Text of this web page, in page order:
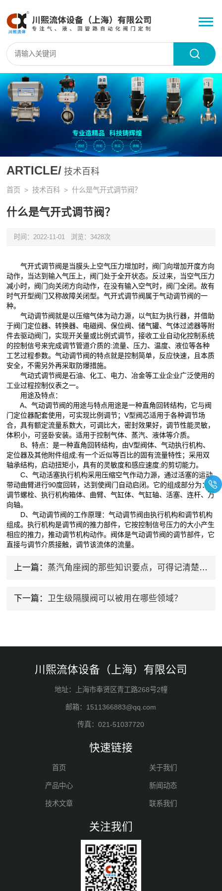
ARTICLE/ 技术百科
首页 >技术百科 > 什么是气开式调节阀？
什么是气开式调节阀？
时间：2022-11-01 浏览：3428次
气开式调节阀是当膜头上空气压力增加时，阀门向增加开度方向
动作，当达到输入气压上，阀门处于全开状态。反过来，当空气压力
减小时，阀门向关闭方向动作，在没有输入空气时，阀门全闭。故有
时气开型阀门又称故障关闭型。气开式调节阀属于气动调节阀的一
种。
气动调节阀就是以压缩气体为动力源，以气缸为执行器，并借助
于阀门定位器、转换器、电磁阀、保位阀、储气罐、气体过滤器等附
件去驱动阀门，实现开关量或比例式调节，接收工业自动化控制系统
的控制信号来完成调节管道介质的:流量、压力、温度、液位等各种
工艺过程参数。气动调节阀的特点就是控制简单，反应快速，且本质
安全，不需另外再采取防爆措施。
气动式调节阀是石油、化工、电力、冶金等工业企业广泛使用的
工业过程控制仪表之一。
用途及特点：
A、气动调节阀的用途与特点用途是一种直角回转结构，它与阀
门定位器配套使用，可实现比例调节；V型阀芯适用于各种调节场
合，具有额定流量系数大，可调比大，密封效果好，调节性能灵敏，
体积小，可竖卧安装。适用于控制气体、蒸汽、液体等介质。
B、特点：是一种直角回转结构，由V型阀体、气动执行机构、
定位器及其他附件组成;有一个近似等百比的固有流量特性；采用双
轴承结构，启动扭矩小，具有的灵敏度和感应速度;的剪切能力。
C、气动活塞执行机构采用压缩空气作动力源，通过活塞的运动
带动曲臂进行90度回转，达到使阀门自动启闭。它的组成部分为：
调节螺栓、执行机构箱体、曲臂、气缸体、气缸轴、活塞、连杆、万
向轴。
D、气动调节阀的工作原理：气动调节阀由执行机构和调节机构
组成。执行机构是调节阀的推力部件，它按控制信号压力的大小产生
相应的推力，推动调节机构动作。阀体是气动调节阀的调节部件，它
直接与调节介质接触，调节该流体的流量。
上一篇： 蒸汽角座阀的那些知识要点，可得记清楚了！
下一篇： 卫生级隔膜阀可以被用在哪些领域？
川熙流体设备（上海）有限公司
地址：上海市奉贤区青工路268号2幢
邮箱：1511366883@qq.com
传真：021-51037720
快速链接
首页 关于我们
产品中心 新闻动态
技术文章 联系我们
关注我们